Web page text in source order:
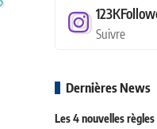
123K
Suivre
Dernières News
Les 4 nouvelles